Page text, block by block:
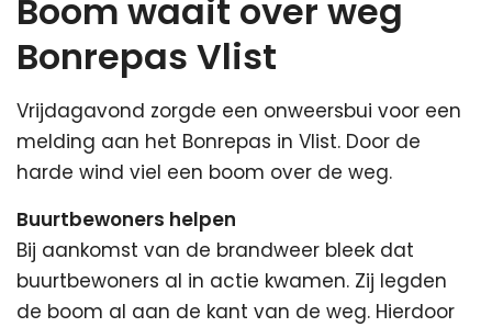
Boom waait over weg
Bonrepas Vlist
Vrijdagavond zorgde een onweersbui voor een
melding aan het Bonrepas in Vlist. Door de
harde wind viel een boom over de weg.
Buurtbewoners helpen
Bij aankomst van de brandweer bleek dat
buurtbewoners al in actie kwamen. Zij legden
de boom al aan de kant van de weg. Hierdoor